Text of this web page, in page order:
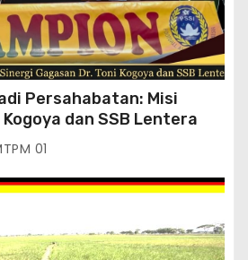
Persahabatan: Misi
dan SSB Lentera
01